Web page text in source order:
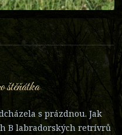
s prázdnou. Jak
B labradorských retrívrů